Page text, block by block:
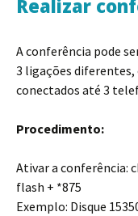
Realizar
A conferência pode
3 ligações diferentes,
conectados até 3
Procedimento:
Ativar a conferência:
flash + *875
Exemplo: Disque